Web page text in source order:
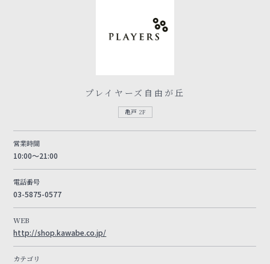
プレイヤーズ自由が丘
亀戸 2F
営業時間
10:00～21:00
電話番号
03-5875-0577
WEB
http://shop.kawabe.co.jp/
カテゴリ